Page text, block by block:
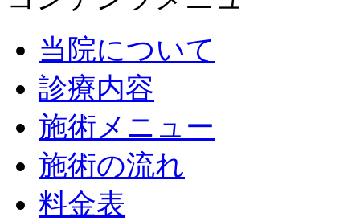
当院について
診療内容
施術メニュー
施術の流れ
料金表